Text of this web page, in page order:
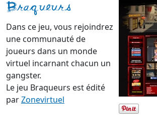
Braqueurs
Dans ce jeu, vous rejoindrez
une communauté de
joueurs dans un monde
virtuel incarnant chacun un
gangster.
Le jeu Braqueurs est édité
parZonevirtuel